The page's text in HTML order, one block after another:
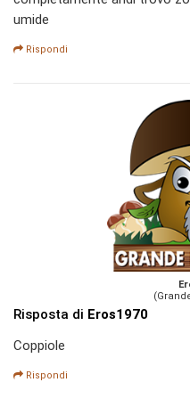
umide
Rispondi
Risposta di Eros1970
Coppiole
Rispondi